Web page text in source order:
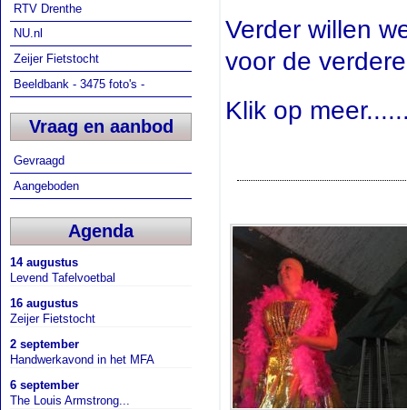
RTV Drenthe
NU.nl
Zeijer Fietstocht
Beeldbank - 3475 foto's -
Vraag en aanbod
Gevraagd
Aangeboden
Agenda
14 augustus
Levend Tafelvoetbal
16 augustus
Zeijer Fietstocht
2 september
Handwerkavond in het MFA
6 september
The Louis Armstrong...
Verder willen
voor de
Klik op